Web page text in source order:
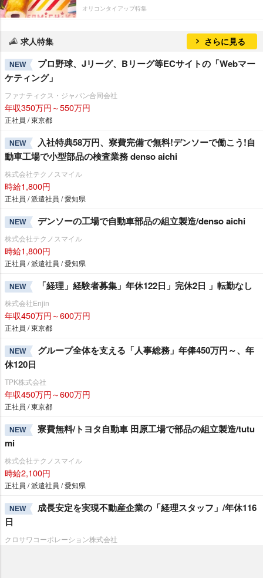
オリコンタイアップ特集
求人特集 さらに見る
NEW
プロ野球、Jリーグ、Bリーグ等ECサイトの「Webマー
ケティング」
ファナティクス・ジャパン合同会社
年収350万円～550万円
正社員 / 東京都
NEW
入社特典58万円、寮費完備で無料!デンソーで働こう!自
動車工場で小型部品の検査業務 denso aichi
株式会社テクノスマイル
時給1,800円
正社員 / 派遣社員 / 愛知県
NEW デンソーの工場で自動車部品の組立製造/denso aichi
株式会社テクノスマイル
時給1,800円
正社員 / 派遣社員 / 愛知県
NEW 「経理」経験者募集」年休122日」完休2日 」転勤なし
株式会社Enjin
年収450万円～600万円
正社員 / 東京都
NEW
グループ全体を支える「人事総務」年俸450万円～、年
休120日
TPK株式会社
年収450万円～600万円
正社員 / 東京都
NEW
寮費無料/トヨタ自動車 田原工場で部品の組立製造/tutu
mi
株式会社テクノスマイル
時給2,100円
正社員 / 派遣社員 / 愛知県
NEW
成長安定を実現不動産企業の「経理スタッフ」/年休116
日
クロサワコーポレーション株式会社